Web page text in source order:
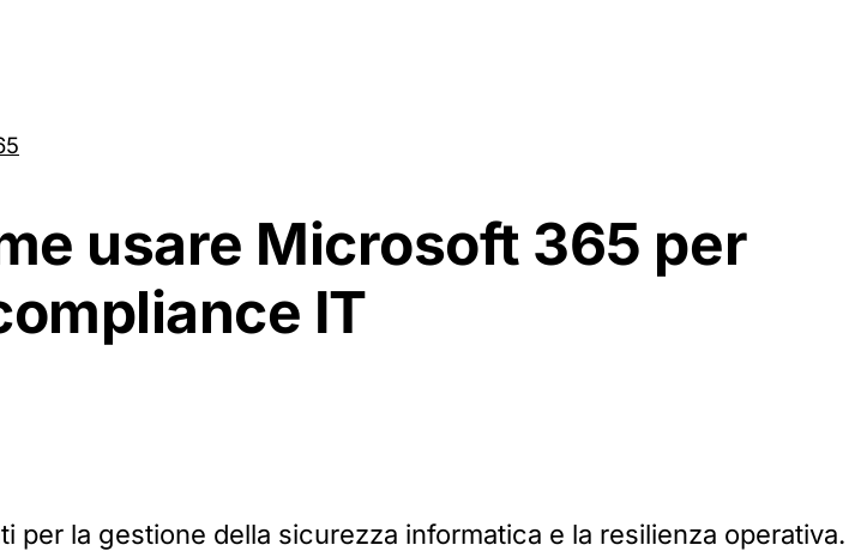
usare Microsoft 365 per
IT
per la gestione della sicurezza informatica e la resilienza operativa.